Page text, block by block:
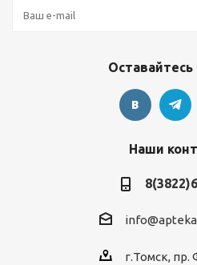
Оставайтесь
Наши
г.Томск, пр.